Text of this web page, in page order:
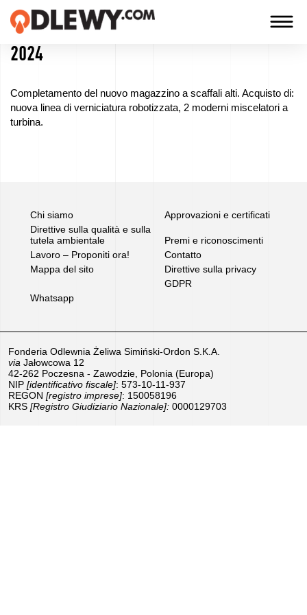
TRADYCJA
Tecnologie
I
nostri
Lavoro
–
Proponiti
ora!
2024
Completamento del nuovo magazzino a scaffali alti. Acquisto di:
nuova linea di verniciatura robotizzata, 2 moderni miscelatori a
turbina.
Chi siamo
Approvazioni e certificati
Direttive sulla qualità e sulla
tutela ambientale
Premi e riconoscimenti
Lavoro – Proponiti ora!
Contatto
Mappa del sito
Direttive sulla privacy
GDPR
Whatsapp
Fonderia Odlewnia Żeliwa Simiński-Ordon S.K.A.
via Jałowcowa 12
42-262 Poczesna - Zawodzie, Polonia (Europa)
NIP [identificativo fiscale]: 573-10-11-937
REGON [registro imprese]: 150058196
KRS [Registro Giudiziario Nazionale]: 0000129703